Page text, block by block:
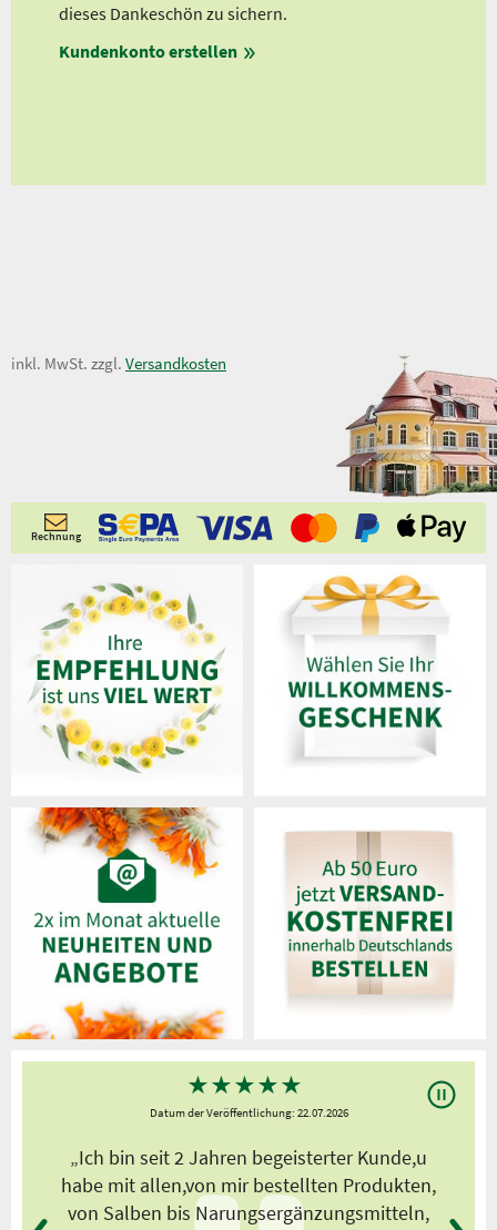
dieses Dankeschön zu sichern.
Kundenkonto erstellen
1,95 €
inkl. MwSt. zzgl. Versandkosten
Rechnung
★★★★★
Datum der Veröffentlichung: 22.07.2026
„Ich bin seit 2 Jahren begeisterter Kunde,u
habe mit allen,von mir bestellten Produkten,
von Salben bis Narungsergänzungsmitteln,